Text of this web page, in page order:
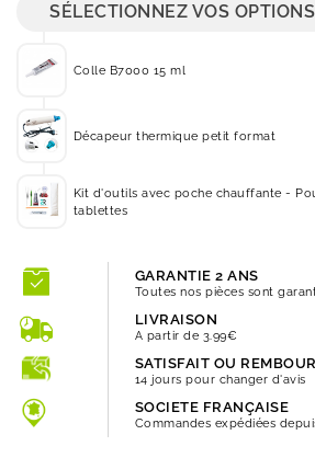
SÉLECTIONNEZ VOS OPTIONS
Colle B7000 15 ml
Décapeur thermique petit format
Kit d'outils avec poche chauffante -
tablettes
GARANTIE 2 ANS
Toutes nos pièces sont
LIVRAISON
A partir de 3.99€
SATISFAIT OU
14 jours pour changer d'avis
SOCIETE FRANÇAISE
Commandes expédiées